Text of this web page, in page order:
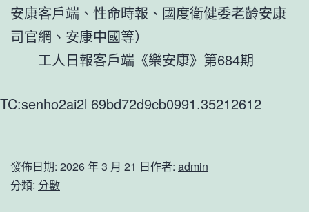
安康客戶端、性命時報、國度衛健委老齡安康
司官網、安康中國等）
工人日報客戶端《樂安康》第684期
TC:senho2ai2l 69bd72d9cb0991.35212612
發佈日期: 2026 年 3 月 21 日作者: admin
分類: 分數